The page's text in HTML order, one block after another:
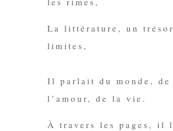
La littérature, un trésor
limites,
Il parlait du monde, de
l’amour, de la vie.
À travers les pages, il